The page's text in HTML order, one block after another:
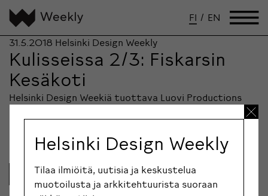
FI / EN
31.5.2018 Helsinki Design Weekly
Kulisseissa 2/3: Fiskarsin
Kesäkoti
Helsinki Design Weekiä tuottava Luovi Productions
esittelee Fiskarsin kylässä suomalaisten taiteilijoiden
Lue lisää
Helsinki Design Weekly
Tilaa ilmiöitä, uutisia ja keskustelua
muotoilusta ja arkkitehtuurista suoraan